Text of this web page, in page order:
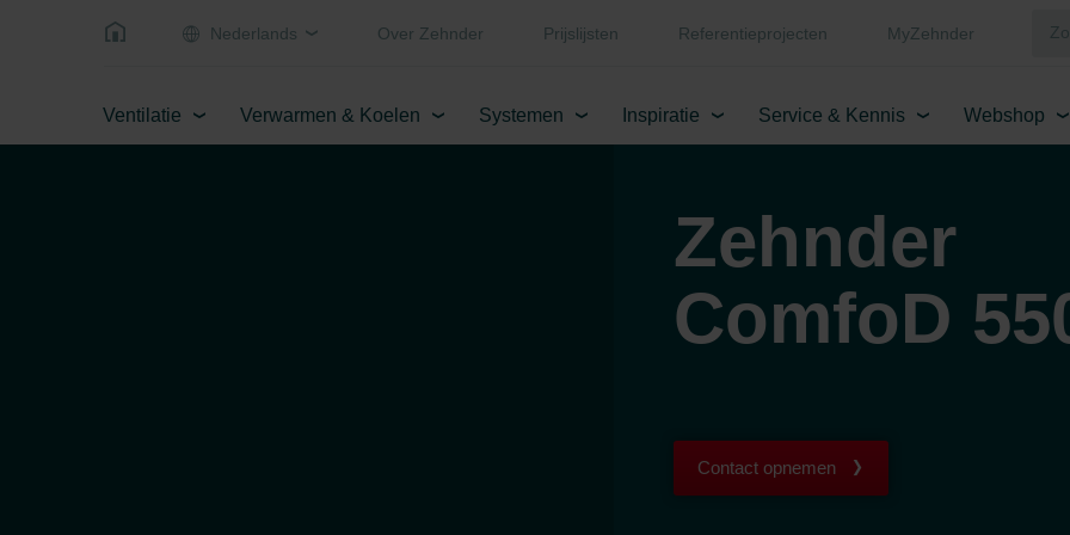
Nederlands Over Zehnder Prijslijsten Referentieprojecten MyZehnder
Ventilatie Verwarmen & Koelen Systemen Inspiratie Service & Kennis Webshop
Zehnder
ComfoD
Contact opnemen